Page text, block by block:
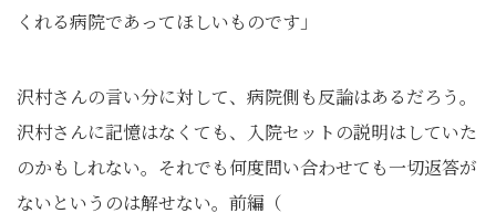
くれる病院であってほしいものです」
沢村さんの言い分に対して、病院側も反論はあるだろう。
沢村さんに記憶はなくても、入院セットの説明はしていた
のかもしれない。それでも何度問い合わせても一切返答が
ないというのは解せない。前編（